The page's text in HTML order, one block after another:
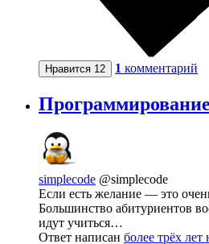
Нравится 12 1 комментарий
simplecode @simplecode
Если есть желание — это
Большинство абитуриентов
идут учиться…
Ответ написан более трёх лет